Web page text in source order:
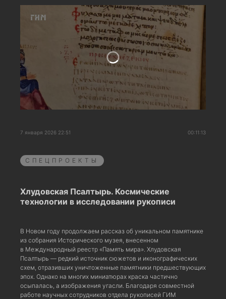
7 января 2026 22:51 00:11:13
СПЕЦПРОЕКТЫ
Хлудовская Псалтырь. Космические
технологии в исследовании рукописи
В Новом году продолжаем рассказ об уникальном памятнике
из собрания Исторического музея, внесенном
в Международный реестр «Память мира». Хлудовская
Псалтырь — редкий источник сюжетов и иконографических
схем, отразивших уничтоженные памятники предшествующих
эпох. Однако на многих миниатюрах краска частично
осыпалась, а изображения угасли. Благодаря совместной
работе научных сотрудников отдела рукописей ГИМ